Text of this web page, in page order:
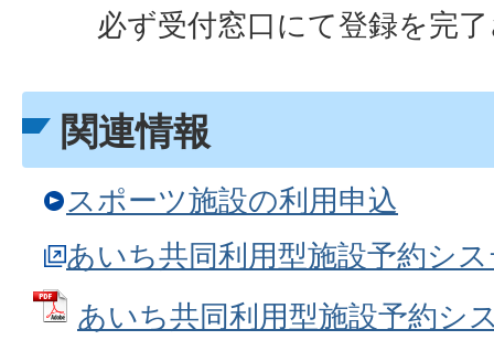
必ず受付窓口にて登録を完
関連情報
スポーツ施設の利用申込
あいち共同利用型施設予約シ
あいち共同利用型施設予約シ